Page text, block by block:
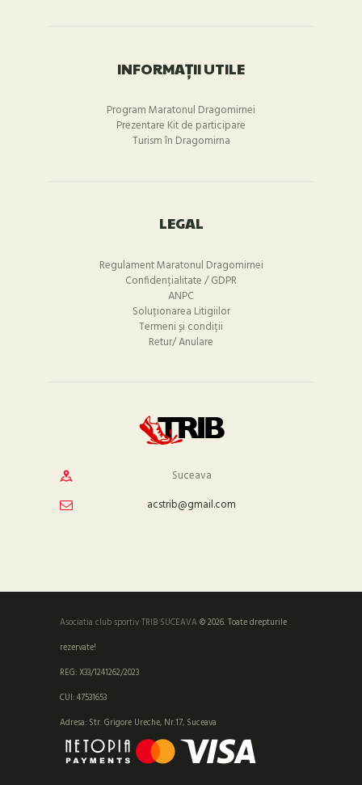
INFORMAȚII UTILE
Program Maratonul Dragomirnei
Prezentare Kit de participare
Turism în Dragomirna
LEGAL
Regulament Maratonul Dragomirnei
Confidențialitate / GDPR
ANPC
Soluționarea Litigiilor
Termeni și condiții
Retur/ Anulare
Suceava
acstrib@gmail.com
Asociatia club sportiv TRIB SUCEAVA© 2026. Toate drepturile
rezervate!
REG: X33/1241262/2023
CUI: 47531653
Adresa: Str. Grigore Ureche, Nr.17, Suceava